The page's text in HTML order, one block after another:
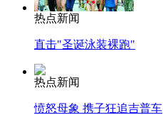
热点新闻
直击"圣诞泳装裸跑"
热点新闻
愤怒母象 携子狂追吉普车